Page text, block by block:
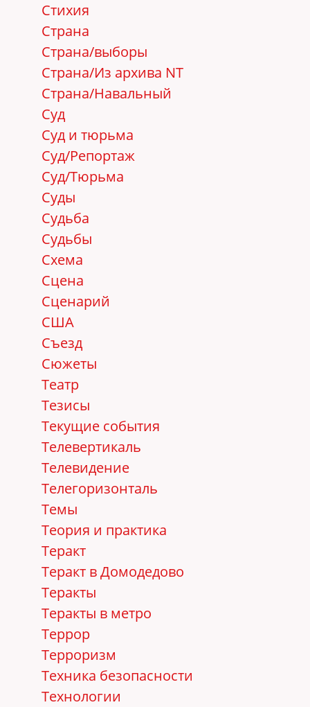
Стихия
Страна
Страна/выборы
Страна/Из архива NT
Страна/Навальный
Суд
Суд и тюрьма
Суд/Репортаж
Суд/Тюрьма
Суды
Судьба
Судьбы
Схема
Сцена
Сценарий
США
Съезд
Сюжеты
Театр
Тезисы
Текущие события
Телевертикаль
Телевидение
Телегоризонталь
Темы
Теория и практика
Теракт
Теракт в Домодедово
Теракты
Теракты в метро
Террор
Терроризм
Техника безопасности
Технологии